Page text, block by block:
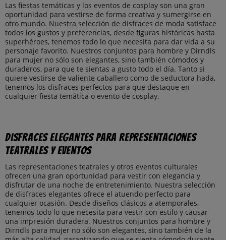
Las fiestas temáticas y los eventos de cosplay son una gran
oportunidad para vestirse de forma creativa y sumergirse en
otro mundo. Nuestra selección de disfraces de moda satisface
todos los gustos y preferencias, desde figuras históricas hasta
superhéroes, tenemos todo lo que necesita para dar vida a su
personaje favorito. Nuestros conjuntos para hombre y Dirndls
para mujer no sólo son elegantes, sino también cómodos y
duraderos, para que te sientas a gusto todo el día. Tanto si
quiere vestirse de valiente caballero como de seductora hada,
tenemos los disfraces perfectos para que destaque en
cualquier fiesta temática o evento de cosplay.
Disfraces elegantes para representaciones
teatrales y eventos
Las representaciones teatrales y otros eventos culturales
ofrecen una gran oportunidad para vestir con elegancia y
disfrutar de una noche de entretenimiento. Nuestra selección
de disfraces elegantes ofrece el atuendo perfecto para
cualquier ocasión. Desde diseños clásicos a atemporales,
tenemos todo lo que necesita para vestir con estilo y causar
una impresión duradera. Nuestros conjuntos para hombre y
Dirndls para mujer no sólo son elegantes, sino también de la